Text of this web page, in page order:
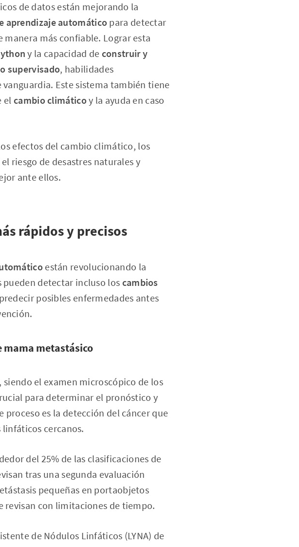
de datos están mejorando la
aprendizaje automático para detectar
más confiable. Lograr esta
y la capacidad de construir y
supervisado, habilidades
Este sistema también tiene
elcambio climático y la ayuda en caso
efectos del cambio climático, los
riesgo de desastres naturales y
ante ellos.
rápidos y precisos
están revolucionando la
detectar incluso los cambios
posibles enfermedades antes
mama metastásico
el examen microscópico de los
para determinar el pronóstico y
proceso es la detección del cáncer que
cercanos.
del 25% de las clasificaciones de
tras una segunda evaluación
pequeñas en portaobjetos
revisan con limitaciones de tiempo.
de Nódulos Linfáticos (LYNA) de